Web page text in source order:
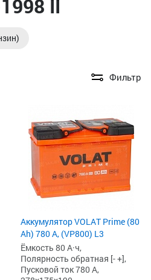
II
Фильтр
Аккумулятор VOLAT Prime (80
Ah) 780 А, (VP800) L3
Ёмкость 80 А·ч,
Полярность обратная [- +],
Пусковой ток 780 А,